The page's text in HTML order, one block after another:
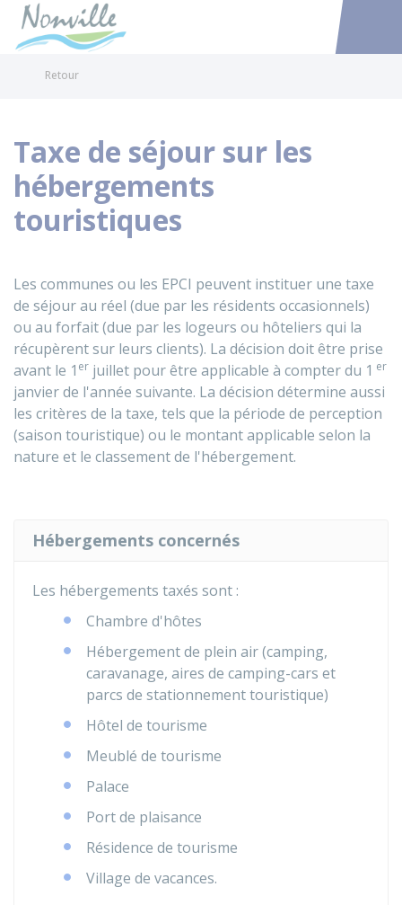
Accéder
Retour
Taxe de séjour sur les
hébergements
touristiques
Les communes ou les EPCI peuvent instituer une taxe
de séjour au réel (due par les résidents occasionnels)
ou au forfait (due par les logeurs ou hôteliers qui la
récupèrent sur leurs clients). La décision doit être prise
avant le 1 er juillet pour être applicable à compter du 1 er
janvier de l'année suivante. La décision détermine aussi
les critères de la taxe, tels que la période de perception
(saison touristique) ou le montant applicable selon la
nature et le classement de l'hébergement.
Hébergements concernés
Les hébergements taxés sont :
Chambre d'hôtes
Hébergement de plein air (camping,
caravanage, aires de camping-cars et
parcs de stationnement touristique)
Hôtel de tourisme
Meublé de tourisme
Palace
Port de plaisance
Résidence de tourisme
Village de vacances.